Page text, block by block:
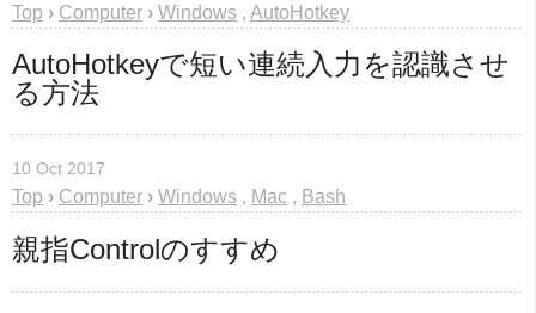
Top › Computer › Windows , AutoHotkey
AutoHotkeyで短い連続入力を認識させ
る方法
10 Oct 2017
Top › Computer › Windows , Mac , Bash
親指Controlのすすめ